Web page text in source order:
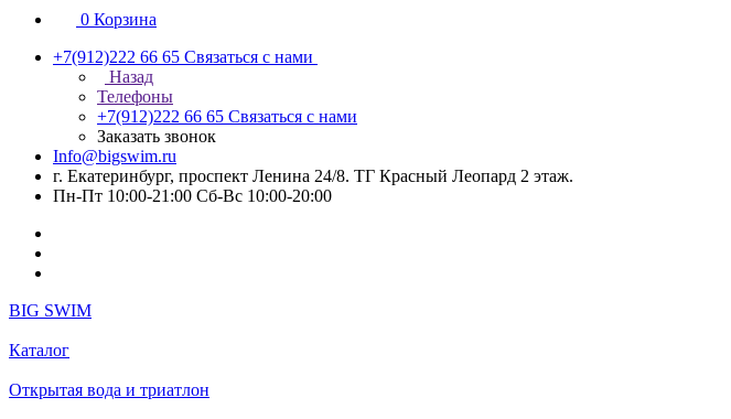
0 Корзина
+7(912)222 66 65 Связаться с нами
Назад
Телефоны
+7(912)222 66 65 Связаться с нами
Заказать звонок
Info@bigswim.ru
г. Екатеринбург, проспект Ленина 24/8. ТГ Красный Леопард 2 этаж.
Пн-Пт 10:00-21:00 Сб-Вс 10:00-20:00
BIG SWIM
Каталог
Открытая вода и триатлон